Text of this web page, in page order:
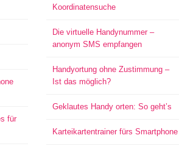
für
Koordinatensuche
Die virtuelle Handynummer –
anonym SMS empfangen
Handyortung ohne Zustimmung –
Ist das möglich?
Geklautes Handy orten: So geht’s
Karteikartentrainer fürs Smartphone